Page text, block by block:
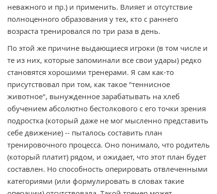
неважного и пр.) и применить. Влияет и отсутствие
полноценного образования у тех, кто с раннего
возраста тренировался по три раза в день.
По этой же причине выдающиеся игроки (в том числе и
те из них, которые запоминали все свои удары) редко
становятся хорошими тренерами. Я сам как-то
присутствовал при том, как такое "теннисное
животное", вынужденное зарабатывать на хлеб
обучением абсолютно бестолкового с его точки зрения
подростка (который даже не мог мысленно представить
себе движение) -- пыталось составить план
тренировочного процесса. Оно понимало, что родитель
(который платит) рядом, и ожидает, что этот план будет
составлен. Но способность оперировать отвлеченными
категориями (или формулировать в словах такие